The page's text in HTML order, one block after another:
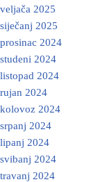
veljača 2025
siječanj 2025
prosinac 2024
studeni 2024
listopad 2024
rujan 2024
kolovoz 2024
srpanj 2024
lipanj 2024
svibanj 2024
travanj 2024